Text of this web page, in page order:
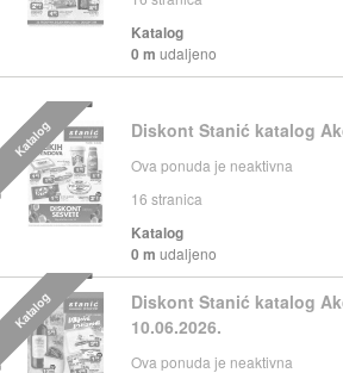
Katalog
0 m udaljeno
Diskont Stanić katalog
Ova ponuda je neaktivna
16 stranica
Katalog
0 m udaljeno
Katalog
Diskont Stanić katalog
10.06.2026.
Ova ponuda je neaktivna
Katalog